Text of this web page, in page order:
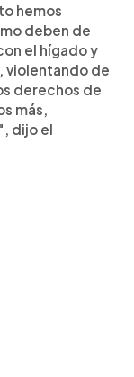
hemos
deben de
el hígado y
violentando de
derechos de
más,
dijo el